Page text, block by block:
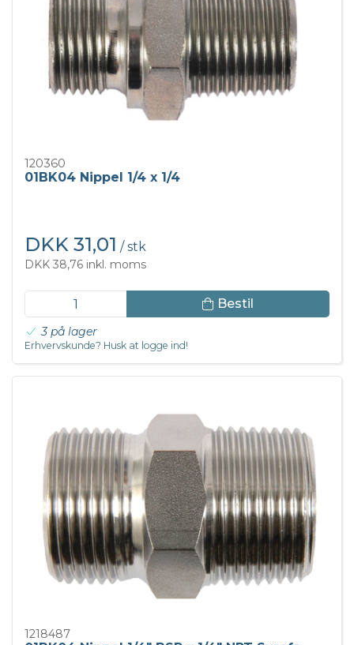
120360
01BK04 Nippel 1/4 x 1/4
DKK 31,01 / stk
DKK 38,76 inkl. moms
Bestil
3 på lager
Erhvervskunde? Husk at logge ind!
1218487